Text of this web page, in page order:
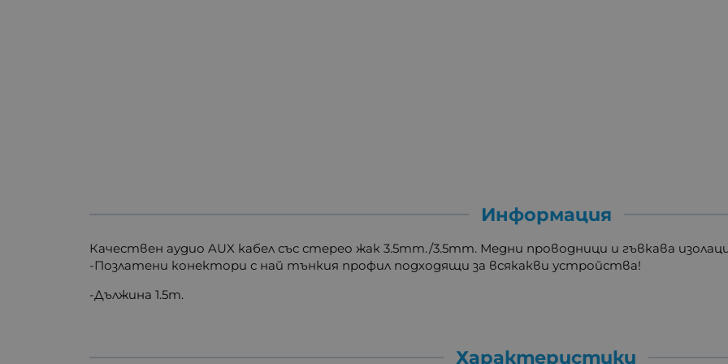
Информация
Качествен аудио AUX кабел със стерео жак 3.5mm./3.5mm. Медни проводници и гъвкава
-Позлатени конектори с най тънкия профил подходящи за всякакви устройства!
-Дължина 1.5m.
Характеристики